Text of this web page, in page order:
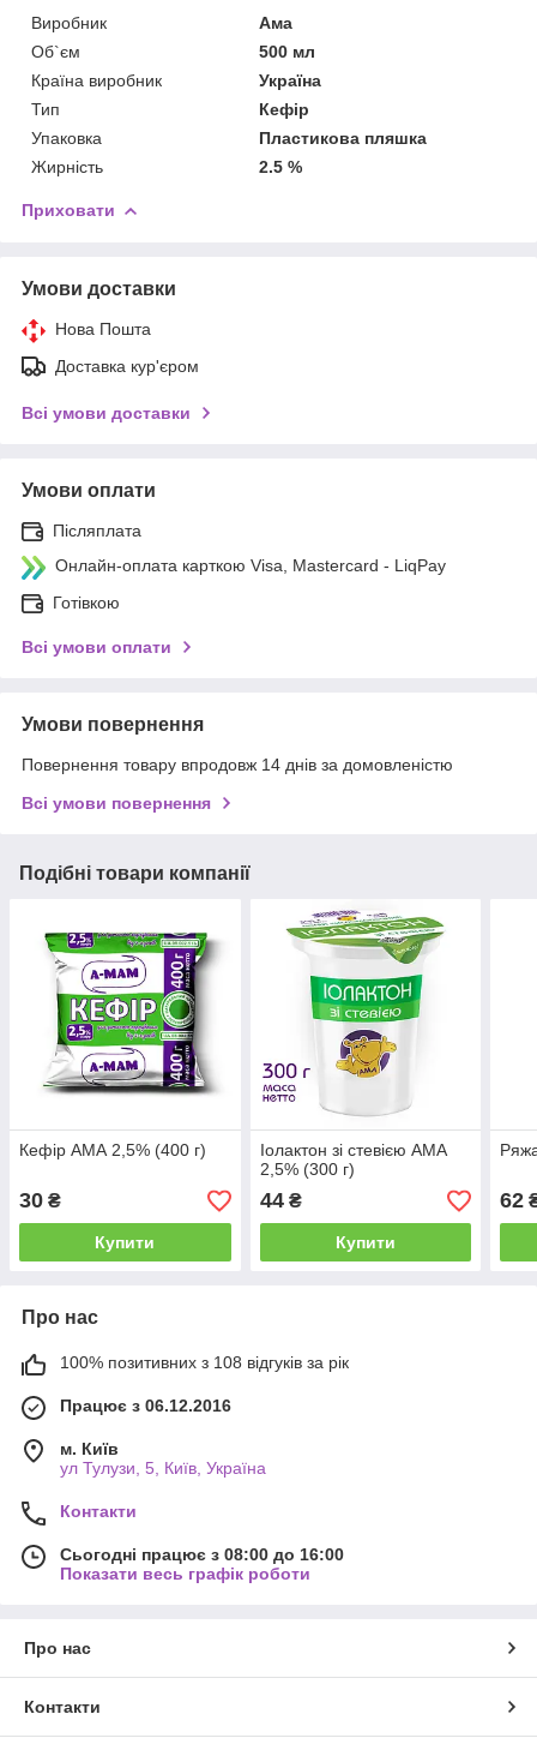
Виробник
Ама
Об`єм
500 мл
Країна виробник
Україна
Тип
Кефір
Упаковка
Пластикова пляшка
Жирність
2.5 %
Приховати
Умови доставки
Нова Пошта
Доставка кур'єром
Всі умови доставки
Умови оплати
Післяплата
Онлайн-оплата карткою Visa, Mastercard - LiqPay
Готівкою
Всі умови оплати
Умови повернення
Повернення товару впродовж 14 днів за домовленістю
Всі умови повернення
Подібні товари компанії
Кефір АМА 2,5% (400 г)
30 ₴
Купити
Іолактон зі стевією АМА
2,5% (300 г)
44₴
Купити
62
Про нас
100% позитивних з 108 відгуків за рік
Працює з 06.12.2016
м. Київ
ул Тулузи, 5, Київ, Україна
Контакти
Сьогодні працює з 08:00 до 16:00
Показати весь графік роботи
Про нас
Контакти